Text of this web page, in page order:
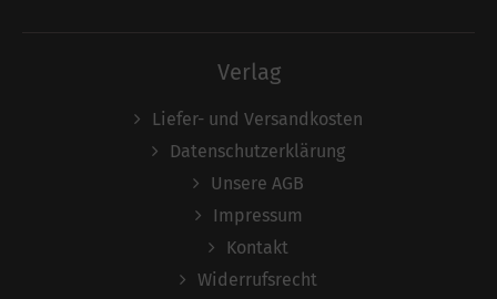
Verlag
Liefer- und Versandkosten
Datenschutzerklärung
Unsere AGB
Impressum
Kontakt
Widerrufsrecht